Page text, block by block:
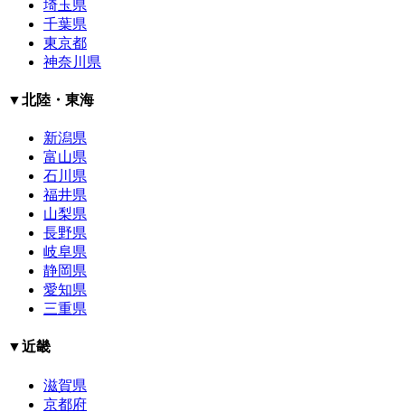
埼玉県
千葉県
東京都
神奈川県
▼北陸・東海
新潟県
富山県
石川県
福井県
山梨県
長野県
岐阜県
静岡県
愛知県
三重県
▼近畿
滋賀県
京都府